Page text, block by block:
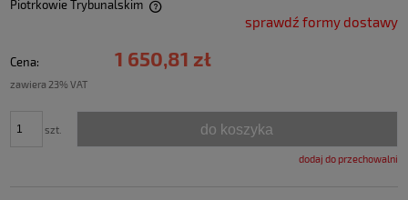
Piotrkowie Trybunalskim
sprawdź formy dostawy
Cena: 1 650,81 zł
zawiera 23% VAT
szt. do koszyka
dodaj do przechowalni